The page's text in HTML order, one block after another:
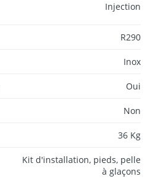
Injection
R290
Inox
Oui
Non
36 Kg
Kit d'installation, pieds, pelle
à glaçons